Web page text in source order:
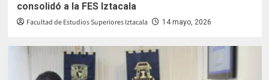
consolidó a la FES Iztacala
Facultad de Estudios Superiores Iztacala 14 mayo, 2026